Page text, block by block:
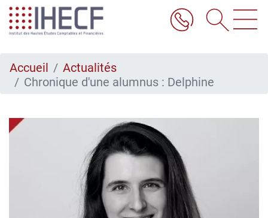
Aller
au
contenu
Accueil
Actualités
Chronique d'une alumnus : Delphine